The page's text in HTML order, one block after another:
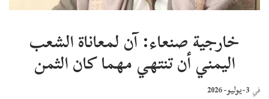
خارجية صنعاء: آن لمعاناة الشعب
اليمني أن تنتهي مهما كان الثمن
في 3-يوليو- 2026